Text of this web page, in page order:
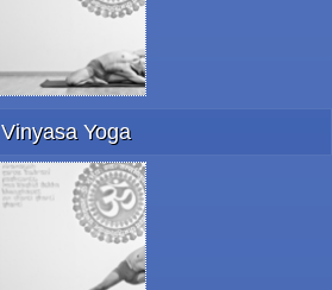
Vinyasa Yoga